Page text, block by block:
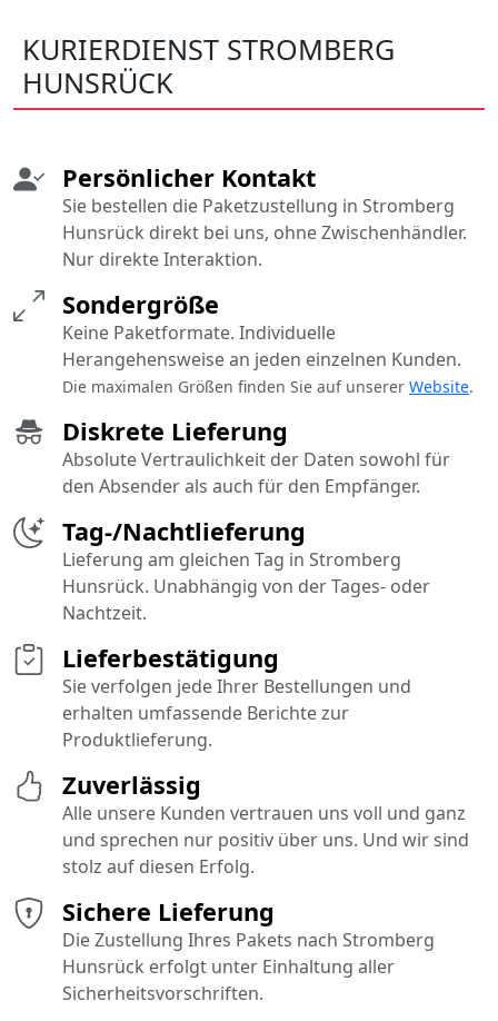
KURIERDIENST STROMBERG
HUNSRÜCK
Sichere Lieferung
Die Zustellung Ihres Pakets nach Stromberg
Hunsrück erfolgt unter Einhaltung aller
Sicherheitsvorschriften.
Diskrete Lieferung
Absolute Vertraulichkeit der Daten sowohl für
den Absender als auch für den Empfänger.
Tag-/Nachtlieferung
Lieferung am gleichen Tag in Stromberg
Hunsrück. Unabhängig von der Tages- oder
Nachtzeit.
Persönlicher Kontakt
Sie bestellen die Paketzustellung in Stromberg
Hunsrück direkt bei uns, ohne Zwischenhändler.
Nur direkte Interaktion.
Sondergröße
Keine Paketformate. Individuelle
Herangehensweise an jeden einzelnen Kunden.
Die maximalen Größen finden Sie auf unserer Website.
Lieferbestätigung
Sie verfolgen jede Ihrer Bestellungen und
erhalten umfassende Berichte zur
Produktlieferung.
Zuverlässig
Alle unsere Kunden vertrauen uns voll und ganz
und sprechen nur positiv über uns. Und wir sind
stolz auf diesen Erfolg.